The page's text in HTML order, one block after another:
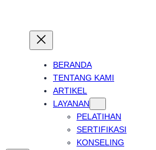
BERANDA
TENTANG KAMI
ARTIKEL
LAYANAN
PELATIHAN
SERTIFIKASI
KONSELING